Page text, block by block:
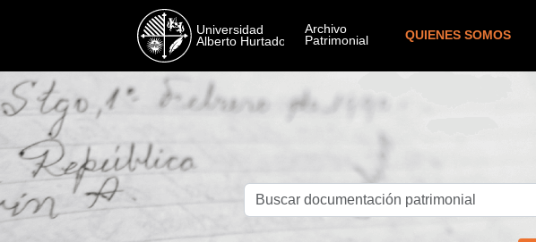
QUIENES SOMOS